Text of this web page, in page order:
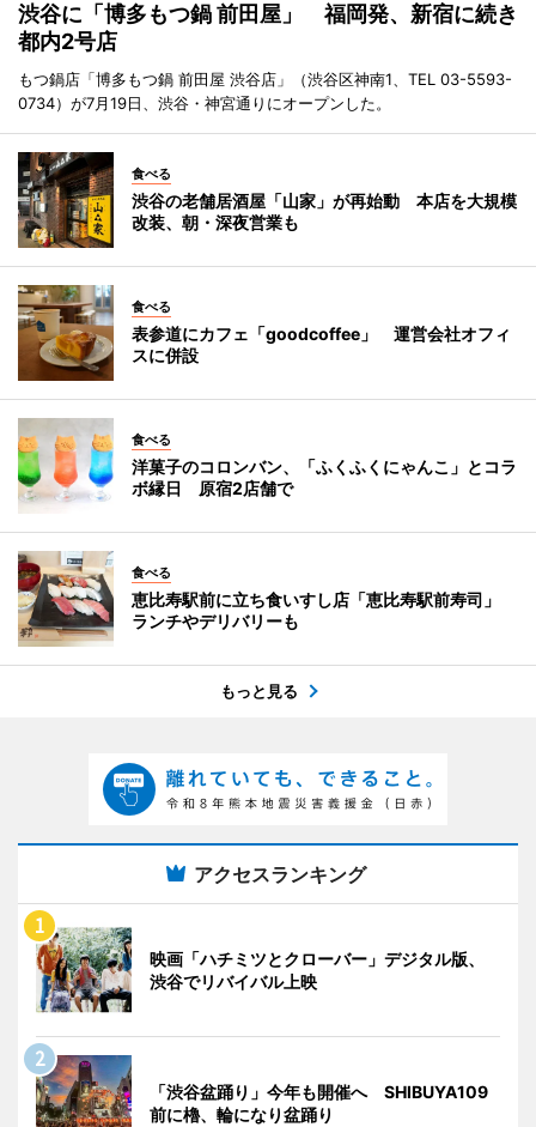
渋谷に「博多もつ鍋 前田屋」 福岡発、新宿に続き
都内2号店
もつ鍋店「博多もつ鍋 前田屋 渋谷店」（渋谷区神南1、TEL 03-5593-
0734）が7月19日、渋谷・神宮通りにオープンした。
食べる
渋谷の老舗居酒屋「山家」が再始動 本店を大規模
改装、朝・深夜営業も
食べる
表参道にカフェ「goodcoffee」 運営会社オフィ
スに併設
食べる
洋菓子のコロンバン、「ふくふくにゃんこ」とコラ
ボ縁日 原宿2店舗で
食べる
恵比寿駅前に立ち食いすし店「恵比寿駅前寿司」
ランチやデリバリーも
もっと見る
アクセスランキング
映画「ハチミツとクローバー」デジタル版、
渋谷でリバイバル上映
「渋谷盆踊り」今年も開催へ SHIBUYA109
前に櫓、輪になり盆踊り